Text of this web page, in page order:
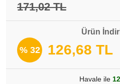
171,02 TL
Ürün
% 32 126,68 TL
Havale ile